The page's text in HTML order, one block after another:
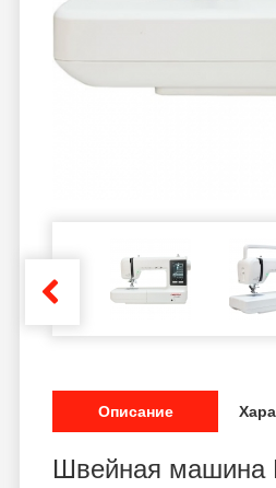
Описание
Швейная машина